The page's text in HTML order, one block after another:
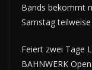
Bands bekommt
Samstag
Feiert zwei Tage
BAHNWERK